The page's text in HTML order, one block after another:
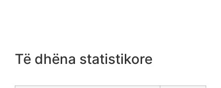
Të dhëna statistikore